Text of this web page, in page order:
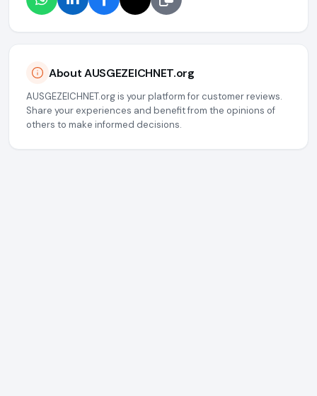
About AUSGEZEICHNET.org
AUSGEZEICHNET.org is your platform for customer reviews.
Share your experiences and benefit from the opinions of
others to make informed decisions.